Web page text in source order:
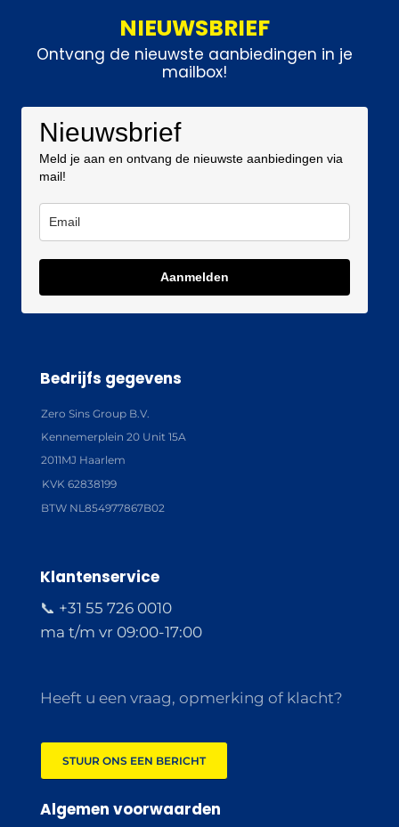
NIEUWSBRIEF
Ontvang de nieuwste aanbiedingen in je
mailbox!
Nieuwsbrief
Meld je aan en ontvang de nieuwste aanbiedingen via
mail!
Aanmelden
Bedrijfs gegevens
Zero Sins Group B.V.
Kennemerplein 20 Unit 15A
2011MJ Haarlem
KVK 62838199
BTW NL854977867B02
Klantenservice
📞 +31 55 726 0010
ma t/m vr 09:00-17:00
Heeft u een vraag, opmerking of klacht?
STUUR ONS EEN BERICHT
Algemen voorwaarden